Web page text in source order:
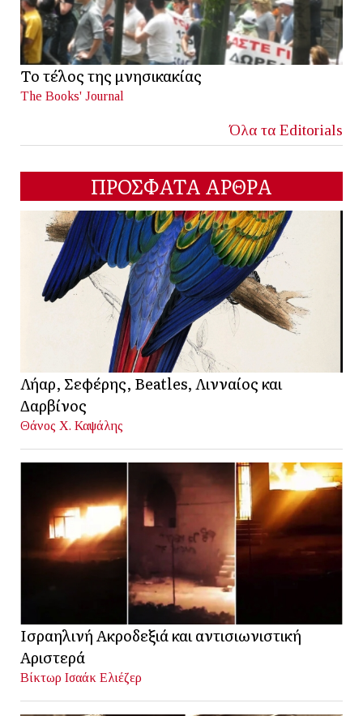
Το τέλος της μνησικακίας
The Books' Journal
Όλα τα Editorials
ΠΡΟΣΦΑΤΑ ΑΡΘΡΑ
Λήαρ, Σεφέρης, Beatles, Λινναίος και
Δαρβίνος
Θάνος Χ. Καψάλης
Ισραηλινή Ακροδεξιά και αντισιωνιστική
Αριστερά
Βίκτωρ Ισαάκ Ελιέζερ